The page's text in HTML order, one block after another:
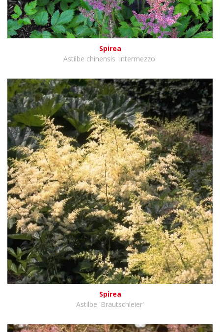
Spirea
Astilbe chinensis 'Intermezzo'
Spirea
Astilbe 'Brautschleier'